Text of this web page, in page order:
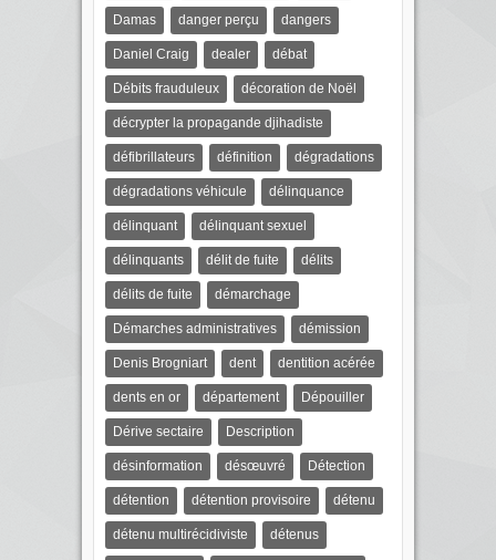
Damas danger perçu dangers
Daniel Craig dealer débat
Débits frauduleux décoration de Noël
décrypter la propagande djihadiste
défibrillateurs définition dégradations
dégradations véhicule délinquance
délinquant délinquant sexuel
délinquants délit de fuite délits
délits de fuite démarchage
Démarches administratives démission
Denis Brogniart dent dentition acérée
dents en or département Dépouiller
Dérive sectaire Description
désinformation désœuvré Détection
détention détention provisoire détenu
détenu multirécidiviste détenus